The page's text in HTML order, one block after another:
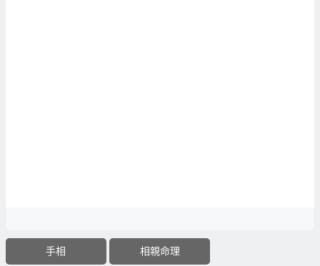
手相 相親命理